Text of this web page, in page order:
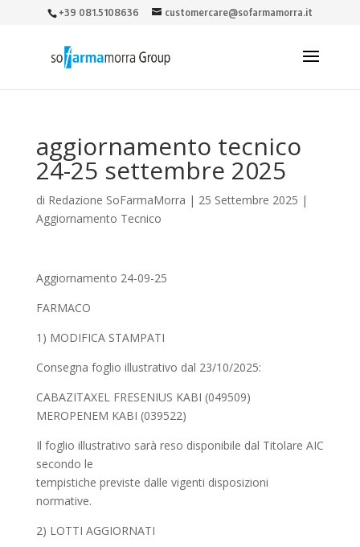
+39 081.5108636 customercare@sofarmamorra.it
aggiornamento tecnico
24-25 settembre 2025
di Redazione SoFarmaMorra | 25 Settembre 2025 |
Aggiornamento Tecnico
Aggiornamento 24-09-25
FARMACO
1) MODIFICA STAMPATI
Consegna foglio illustrativo dal 23/10/2025:
CABAZITAXEL FRESENIUS KABI (049509)
MEROPENEM KABI (039522)
Il foglio illustrativo sarà reso disponibile dal Titolare AIC
secondo le
tempistiche previste dalle vigenti disposizioni
normative.
2) LOTTI AGGIORNATI